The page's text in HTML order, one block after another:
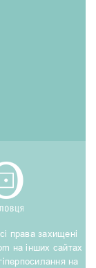
права захищені
на інших сайтах
на